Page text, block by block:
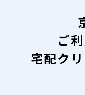
ご
宅配ク